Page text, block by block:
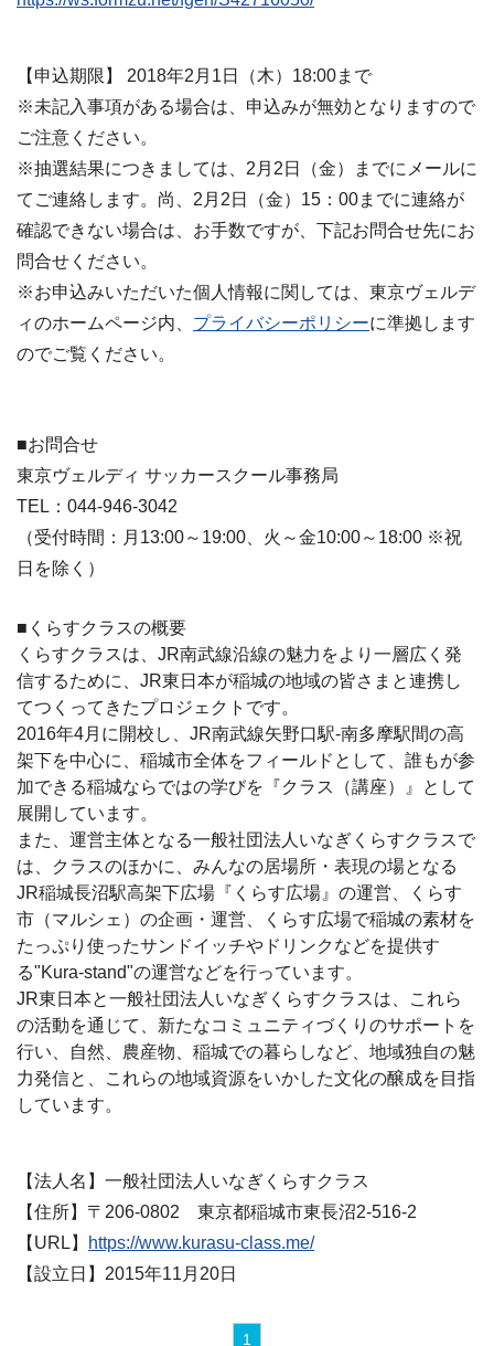
【申込期限】 2018年2月1日（木）18:00まで
※未記入事項がある場合は、申込みが無効となりますので
ご注意ください。
※抽選結果につきましては、2月2日（金）までにメールに
てご連絡します。尚、2月2日（金）15：00までに連絡が
確認できない場合は、お手数ですが、下記お問合せ先にお
問合せください。
※お申込みいただいた個人情報に関しては、東京ヴェルデ
ィのホームページ内、 プライバシーポリシーに準拠します
のでご覧ください。
■お問合せ
東京ヴェルディ サッカースクール事務局
TEL：044-946-3042
（受付時間：月13:00～19:00、火～金10:00～18:00 ※祝
日を除く）
■くらすクラスの概要
くらすクラスは、JR南武線沿線の魅力をより一層広く発
信するために、JR東日本が稲城の地域の皆さまと連携し
てつくってきたプロジェクトです。
2016年4月に開校し、JR南武線矢野口駅-南多摩駅間の高
架下を中心に、稲城市全体をフィールドとして、誰もが参
加できる稲城ならではの学びを『クラス（講座）』として
展開しています。
また、運営主体となる一般社団法人いなぎくらすクラスで
は、クラスのほかに、みんなの居場所・表現の場となる
JR稲城長沼駅高架下広場『くらす広場』の運営、くらす
市（マルシェ）の企画・運営、くらす広場で稲城の素材を
たっぷり使ったサンドイッチやドリンクなどを提供す
る"Kura-stand"の運営などを行っています。
JR東日本と一般社団法人いなぎくらすクラスは、これら
の活動を通じて、新たなコミュニティづくりのサポートを
行い、自然、農産物、稲城での暮らしなど、地域独自の魅
力発信と、これらの地域資源をいかした文化の醸成を目指
しています。
【法人名】一般社団法人いなぎくらすクラス
【住所】〒206-0802 東京都稲城市東長沼2-516-2
【URL】
https://www.kurasu-class.me/
【設立日】2015年11月20日
1